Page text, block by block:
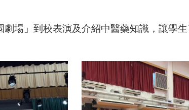
場」到校表演及介紹中醫藥知識，讓學